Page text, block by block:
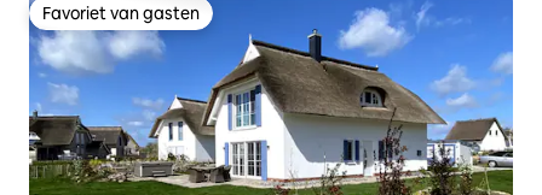
Favoriet van gasten
Favoriet van gasten